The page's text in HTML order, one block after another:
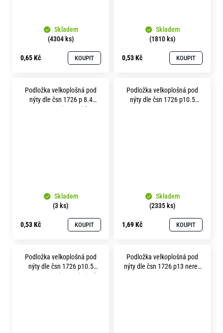
Skladem
(4304 ks)
0,65 Kč KOUPIT
Skladem
(1810 ks)
0,53 Kč KOUPIT
Podložka velkoplošná pod
nýty dle čsn 1726 p 8.4
pevnost 3.6 (100HV) bez
Skladem
(3 ks)
0,53 Kč KOUPIT
Podložka velkoplošná pod
nýty dle čsn 1726 p10.5
Skladem
(2335 ks)
1,69 Kč KOUPIT
Podložka velkoplošná pod
nýty dle čsn 1726 p10.5
pevnost 3.6 (100HV) zinek
Podložka velkoplošná pod
nýty dle čsn 1726 p13 nerez